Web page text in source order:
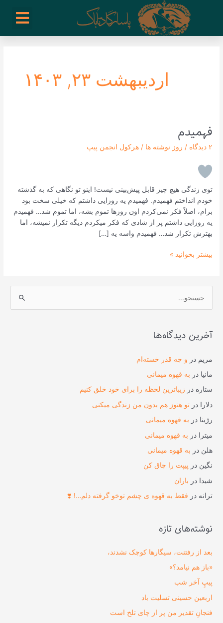
اردیبهشت ۲۳, ۱۴۰۳
ﻓﻬﻤﯿﺪﻡ
۲ دیدگاه / روز نوشته ها /هرکول انجمن پیپ
ﺗﻮﻯ ﺯﻧﺪﮔﯽ ﻫﯿﭻ ﭼﯿﺰ ﻗﺎﺑﻞ ﭘﯿﺶﺑﯿﻨﯽ ﻧﯿﺴﺖ! ﺍﯾﻨﻮ ﺗﻮ ﻧﮕﺎﻫﯽ ﮐﻪ ﺑﻪ ﮔﺬﺷﺘﻪ
ﺧﻮﺩم ﺍﻧﺪﺍﺧﺘﻢ ﻓﻬﻤﯿﺪﻡ. ﻓﻬﻤﯿﺪﻡ ﯾﻪ ﺭﻭﺯﺍﯾﯽ ﺩﺍﺷﺘﻢ ﮐﻪ ﺧﯿﻠﯽ ﺳﺨﺖ ﺑﻮﺩ
ﺑﺮﺍﻡ، ﺍﺻﻼً ﻓﮑﺮ نمی‌کرﺩﻡ ﺍﻭﻥ ﺭﻭﺯﻫﺎ ﺗﻤﻮﻡ ﺑﺸﻪ، ﺍﻣﺎ ﺗﻤﻮﻡ ﺷﺪ… ﻓﻬﻤﯿﺪﻡ
ﯾﻪ ﺭﻭﺯﺍﯾﯽ ﺩﺍﺷﺘﻢ ﭘﺮ ﺍﺯ ﺷﺎﺩﯼ ﮐﻪ ﻓﮑﺮ ﻣﯿﮑﺮﺩﻡ ﺩﯾﮕﻪ ﺗﮑﺮﺍﺭ ﻧﻤﯿﺸﻪ، ﺍﻣﺎ
ﺑﻬﺘﺮﺵ ﺗﮑﺮﺍﺭ ﺷﺪ… ﻓﻬﻤﯿﺪﻡ ﻭﺍﺳﻪ ﯾﻪ […]
ﻓﻬﻤﯿﺪﻡ
بیشتر بخوانید »
ج
ا
ی
:
آخرین دیدگاه‌ها
مریم در و چه قدر خسته‌ام
مانیا در به قهوه میمانی
ستاره در زیباترین لحظه را برای خود خلق کنیم
دلارا درتو هنوز هم بدون من زندگی میکنی
رژینا در به قهوه میمانی
میترا در به قهوه میمانی
هلن در به قهوه میمانی
نگین در پیپت را چاق کن
شیدا در باران
ترانه در فقط به قهوه ی چشم توخو گرفته دلم…! ❣️
نوشته‌های تازه
بعد از رفتنت، سیگارها کوچک نشدند،
«باز هم نیامد؟»
پیپِ آخر شب
اربعین حسینی تسلیت باد
فنجانِ تقدیر من پر از چای تلخ است